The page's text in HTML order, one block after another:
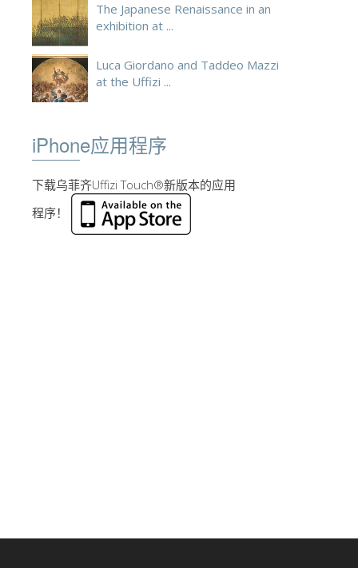
The Japanese Renaissance in an
exhibition at ...
Luca Giordano and Taddeo Mazzi
at the Uffizi ...
iPhone应用程序
下载乌菲齐Uffizi Touch®新版本的应用
程序！